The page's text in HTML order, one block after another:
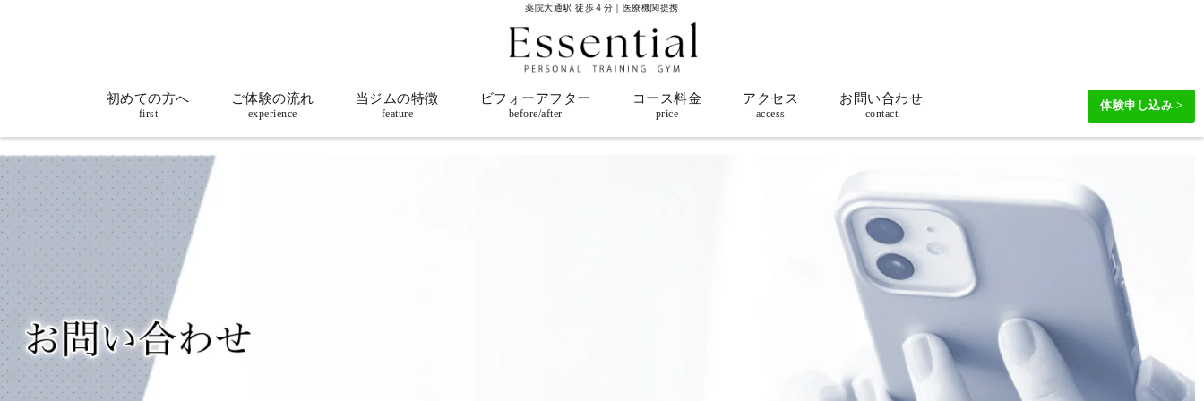
薬院大通駅 徒歩４分｜医療機関提携
初めての方へ
first
ご体験の流れ
experience
当ジムの特徴
feature
ビフォーアフター
before/after
コース料金
price
アクセス
access
お問い合わせ
contact
体験申し込み >